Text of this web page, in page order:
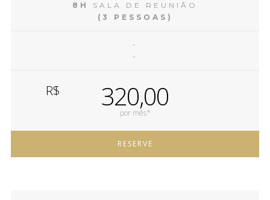
8H
SALA DE REUNIÃO
(3 PESSOAS)
-
-
R$ 320,00
por mês*
RESERVE